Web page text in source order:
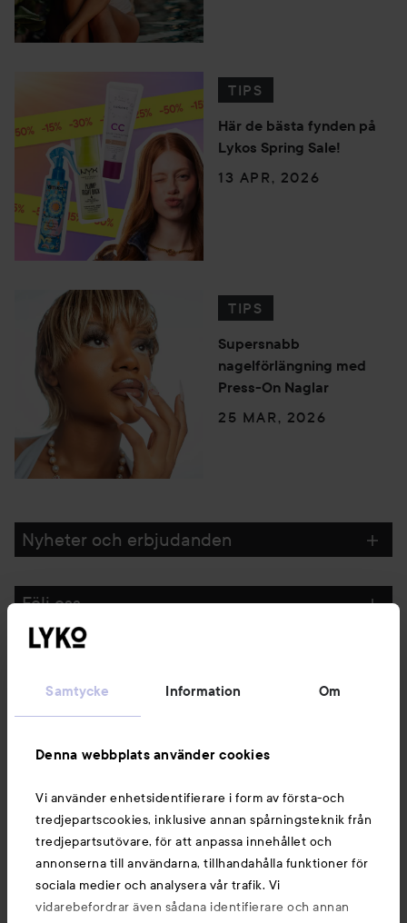
Samtycke Information Om
Denna webbplats använder cookies
Vi använder enhetsidentifierare i form av första-och
tredjepartscookies, inklusive annan spårningsteknik från
tredjepartsutövare, för att anpassa innehållet och
annonserna till användarna, tillhandahålla funktioner för
sociala medier och analysera vår trafik. Vi
vidarebefordrar även sådana identifierare och annan
TIPS
Här de bästa fynden på
Lykos Spring Sale!
13 APR, 2026
TIPS
Supersnabb
nagelförlängning med
Press-On Naglar
25 MAR, 2026
Nyheter och erbjudanden
Följ oss
Du kanske också gillar